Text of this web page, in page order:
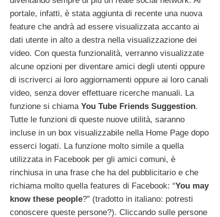
portale, infatti, è stata aggiunta di recente una nuova
feature che andrà ad essere visualizzata accanto ai
dati utente in alto a destra nella visualizzazione dei
video. Con questa funzionalità, verranno visualizzate
alcune opzioni per diventare amici degli utenti oppure
di iscriverci ai loro aggiornamenti oppure ai loro canali
video, senza dover effettuare ricerche manuali. La
funzione si chiama You Tube Friends Suggestion.
Tutte le funzioni di queste nuove utilità, saranno
incluse in un box visualizzabile nella Home Page dopo
esserci logati. La funzione molto simile a quella
utilizzata in Facebook per gli amici comuni, è
rinchiusa in una frase che ha del pubblicitario e che
richiama molto quella features di Facebook: “You may
know these people?” (tradotto in italiano: potresti
conoscere queste persone?). Cliccando sulle persone